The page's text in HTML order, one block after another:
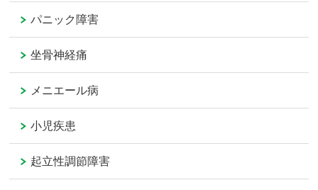
パニック障害
坐骨神経痛
メニエール病
小児疾患
起立性調節障害